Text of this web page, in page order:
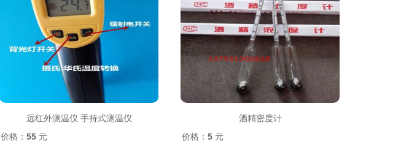
远红外测温仪 手持式测温仪
价格： 55 元
酒精密度计
价格： 5 元